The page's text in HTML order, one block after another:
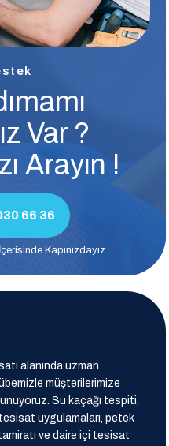
Var ?
Arayın !
66 36
Kapınızdayız
alanında uzman
müşterilerimize
Su kaçağı tespiti,
uygulamaları, petek
ve daire içi tesisat